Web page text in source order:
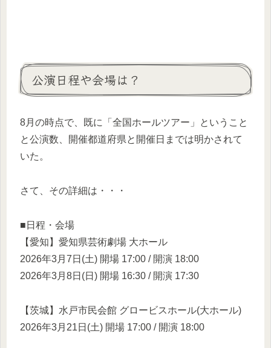
公演日程や会場は？
8月の時点で、既に「全国ホールツアー」ということ
と公演数、開催都道府県と開催日までは明かされて
いた。
さて、その詳細は・・・
■日程・会場
【愛知】愛知県芸術劇場 大ホール
2026年3月7日(土) 開場 17:00 / 開演 18:00
2026年3月8日(日) 開場 16:30 / 開演 17:30
【茨城】水戸市民会館 グロービスホール(大ホール)
2026年3月21日(土) 開場 17:00 / 開演 18:00